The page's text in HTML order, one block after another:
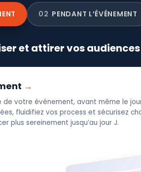
02 PENDANT L’ÉVÉNEMENT
et attirer vos audiences
de votre événement, avant même le
fluidifiez vos process et sécurisez
plus sereinement jusqu’au jour J.